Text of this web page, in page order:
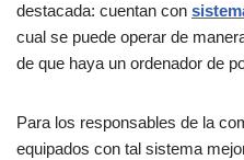
destacada: cuentan con
cual se puede operar de
de que haya un ordenador de
Para los responsables de la
equipados con tal sistema